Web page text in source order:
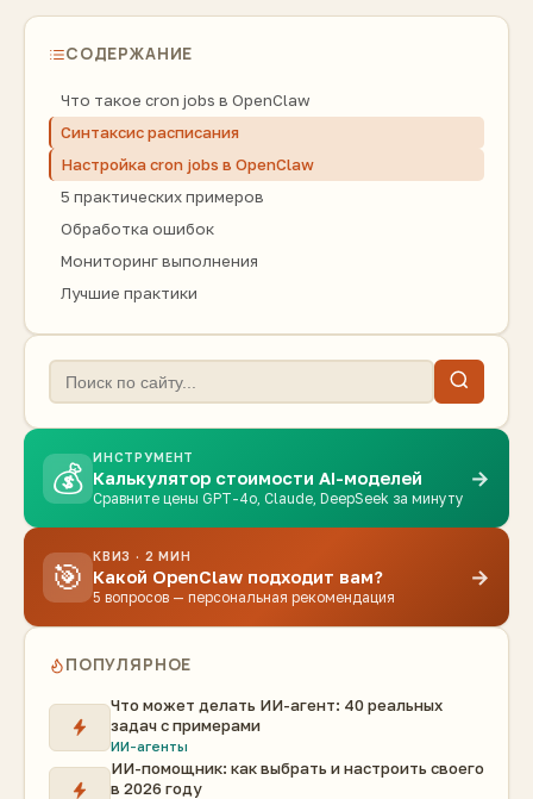
СОДЕРЖАНИЕ
Что такое cron jobs в OpenClaw
Синтаксис расписания
Настройка cron jobs в OpenClaw
5 практических примеров
Обработка ошибок
Мониторинг выполнения
Лучшие практики
💰
ИНСТРУМЕНТ
Калькулятор стоимости AI-моделей
Сравните цены GPT-4o, Claude, DeepSeek за минуту
→
🎯
КВИЗ · 2 МИН
Какой OpenClaw подходит вам?
5 вопросов — персональная рекомендация
→
ПОПУЛЯРНОЕ
Что может делать ИИ-агент: 40 реальных
задач с примерами
ИИ-агенты
ИИ-помощник: как выбрать и настроить своего
в 2026 году